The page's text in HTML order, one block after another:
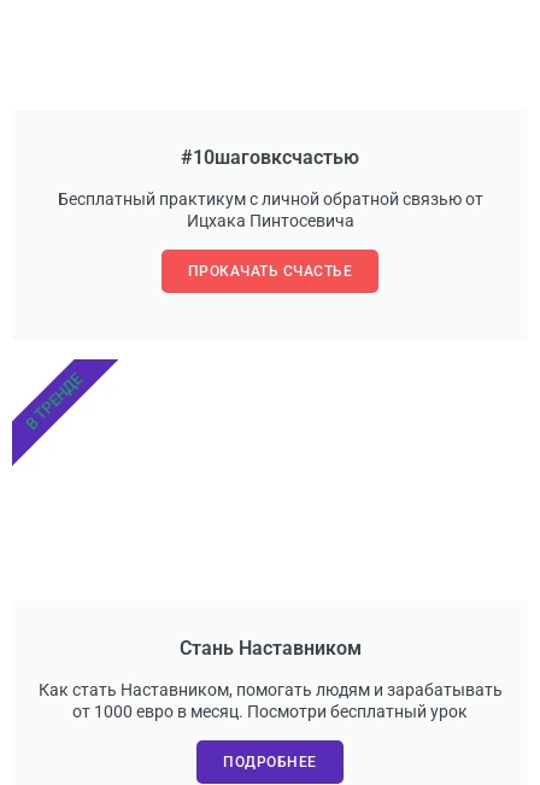
#10шаговксчастью
Бесплатный практикум с личной обратной связью от
Ицхака Пинтосевича
ПРОКАЧАТЬ СЧАСТЬЕ
Стань Наставником
Как стать Наставником, помогать людям и зарабатывать
от 1000 евро в месяц. Посмотри бесплатный урок
ПОДРОБНЕЕ
В ТРЕНДЕ